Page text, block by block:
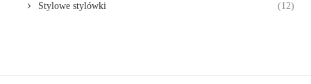
Stylowe stylówki (12)